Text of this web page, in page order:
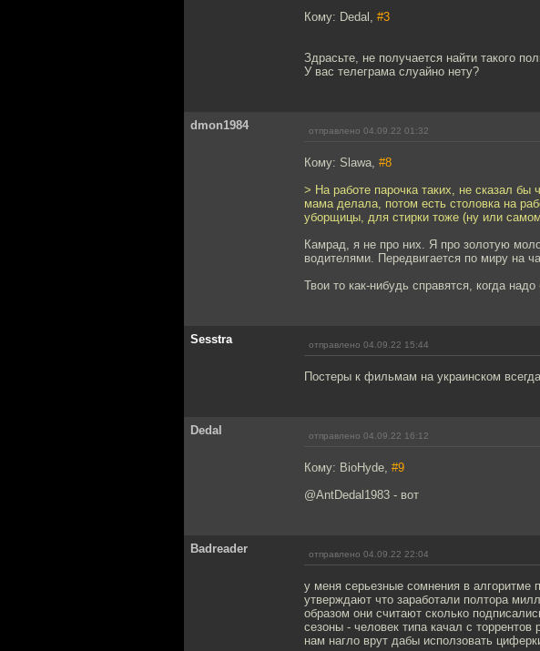
Кому: Dedal, #3
Здрасьте, не получается найти такого
У вас телеграма слуайно нету?
dmon1984 отправлено 04.09.22 01:32
Кому: Slawa, #8
> На работе парочка таких, не сказал бы
мама делала, потом есть столовка на
уборщицы, для стирки тоже (ну или
Камрад, я не про них. Я про золотую
водителями. Передвигается по миру на
Твои то как-нибудь справятся, когда
Sesstra отправлено 04.09.22 15:44
Постеры к фильмам на украинском
Dedal отправлено 04.09.22 16:12
Кому: BioHyde, #9
@AntDedal1983 - вот
Badreader отправлено 04.09.22 22:04
у меня серьезные сомнения в алгоритме
утверждают что заработали полтора
образом они считают сколько
сезоны - человек типа качал с
нам нагло врут дабы исползовать